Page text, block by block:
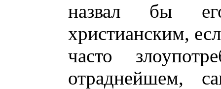
назвал бы
христианским,
часто
отраднейшем,